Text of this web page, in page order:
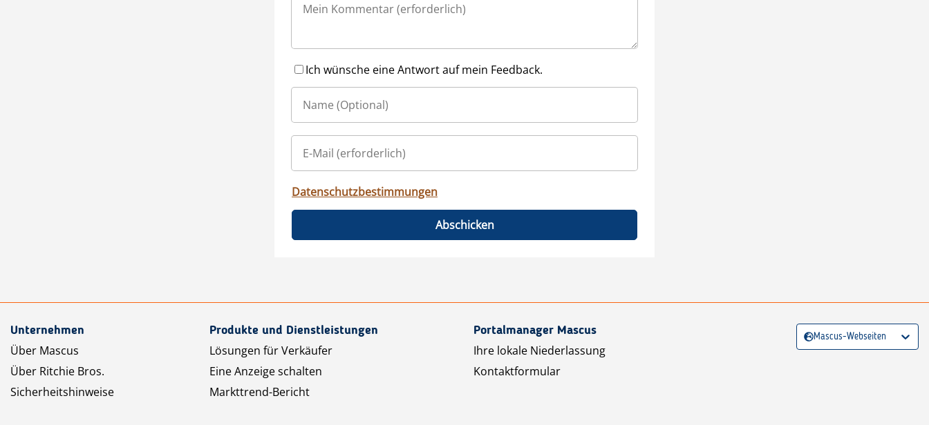
Ich wünsche eine Antwort auf mein Feedback.
Datenschutzbestimmungen
Abschicken
Unternehmen
Über Mascus
Über Ritchie Bros.
Sicherheitshinweise
Produkte und Dienstleistungen
Lösungen für Verkäufer
Eine Anzeige schalten
Markttrend-Bericht
Portalmanager Mascus
Ihre lokale Niederlassung
Kontaktformular
Mascus-Webseiten